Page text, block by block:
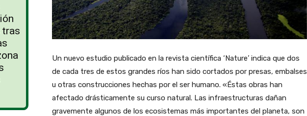
tras
Un nuevo estudio publicado en la revista científica ‘Nature’ indica que dos
de cada tres de estos grandes ríos han sido cortados por presas, embalses
u otras construcciones hechas por el ser humano. «Éstas obras han
afectado drásticamente su curso natural. Las infraestructuras dañan
gravemente algunos de los ecosistemas más importantes del planeta, son